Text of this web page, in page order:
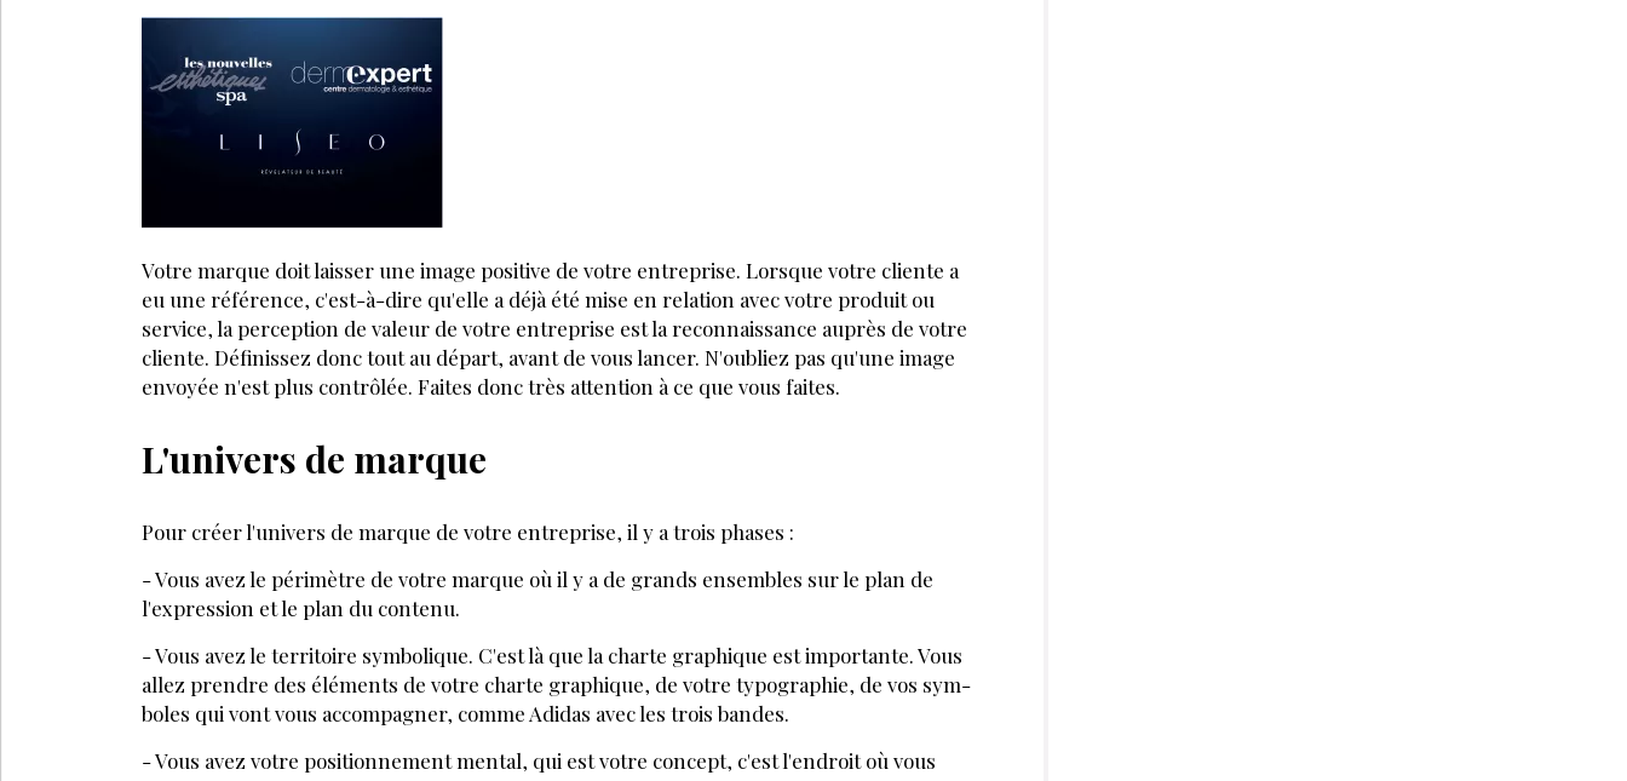
Votre marque doit laisser une image positive de votre entre­prise. Lorsque votre cliente a
eu une référence, c'est-à-dire qu'elle a déjà été mise en relation avec votre produit ou
ser­vice, la perception de valeur de votre entreprise est la recon­naissance auprès de votre
cliente. Définissez donc tout au départ, avant de vous lancer. N'oubliez pas qu'une image
envoyée n'est plus contrôlée. Faites donc très attention à ce que vous faites.
L'univers de marque
Pour créer l'univers de marque de votre entreprise, il y a trois phases :
- Vous avez le périmètre de votre marque où il y a de grands ensembles sur le plan de
l'expression et le plan du contenu.
- Vous avez le territoire symbolique. C'est là que la charte graphique est importante. Vous
allez prendre des éléments de votre charte graphique, de votre typographie, de vos sym­
boles qui vont vous accompagner, comme Adidas avec les trois bandes.
- Vous avez votre positionnement mental, qui est votre concept, c'est l'endroit où vous